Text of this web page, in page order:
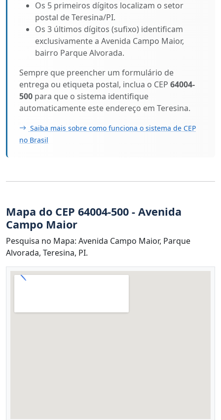
Os 5 primeiros dígitos localizam o setor
postal de Teresina/PI.
Os 3 últimos dígitos (sufixo) identificam
exclusivamente a Avenida Campo Maior,
bairro Parque Alvorada.
Sempre que preencher um formulário de
entrega ou etiqueta postal, inclua o CEP 64004-
500 para que o sistema identifique
automaticamente este endereço em Teresina.
Saiba mais sobre como funciona o sistema de CEP
no Brasil
Mapa do CEP 64004-500 - Avenida
Campo Maior
Pesquisa no Mapa: Avenida Campo Maior, Parque
Alvorada, Teresina, PI.